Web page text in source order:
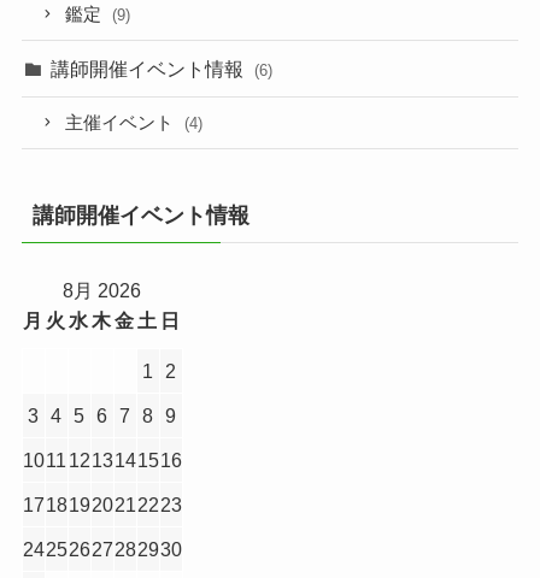
鑑定 (9)
講師開催イベント情報 (6)
主催イベント (4)
講師開催イベント情報
8月 2026
月 火 水木金 土 日
1 2
3 4 5 6 7 8 9
1011 1213141516
17181920212223
24252627282930